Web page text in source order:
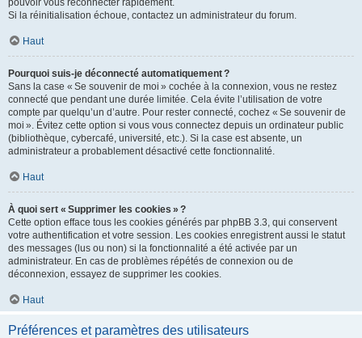
pouvoir vous reconnecter rapidement.
Si la réinitialisation échoue, contactez un administrateur du forum.
Haut
Pourquoi suis-je déconnecté automatiquement ?
Sans la case « Se souvenir de moi » cochée à la connexion, vous ne restez
connecté que pendant une durée limitée. Cela évite l’utilisation de votre
compte par quelqu’un d’autre. Pour rester connecté, cochez « Se souvenir de
moi ». Évitez cette option si vous vous connectez depuis un ordinateur public
(bibliothèque, cybercafé, université, etc.). Si la case est absente, un
administrateur a probablement désactivé cette fonctionnalité.
Haut
À quoi sert « Supprimer les cookies » ?
Cette option efface tous les cookies générés par phpBB 3.3, qui conservent
votre authentification et votre session. Les cookies enregistrent aussi le statut
des messages (lus ou non) si la fonctionnalité a été activée par un
administrateur. En cas de problèmes répétés de connexion ou de
déconnexion, essayez de supprimer les cookies.
Haut
Préférences et paramètres des utilisateurs